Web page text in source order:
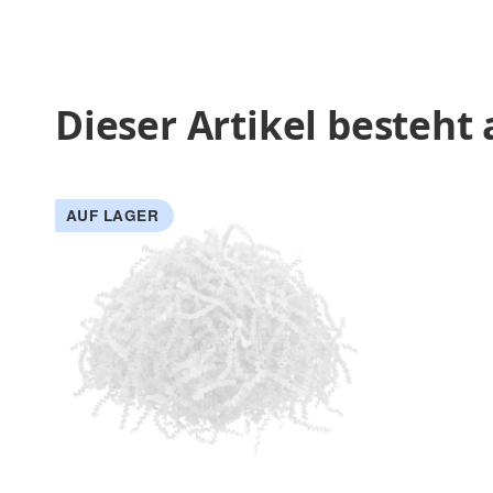
Dieser Artikel besteht
AUF LAGER